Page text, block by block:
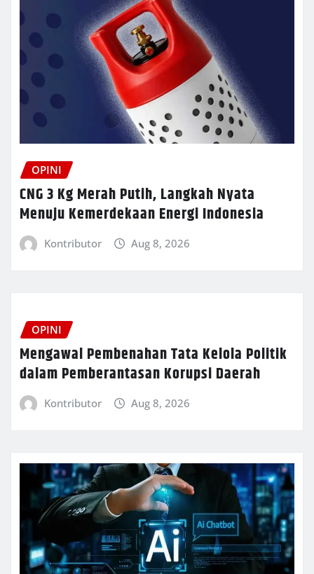
OPINI
CNG 3 Kg Merah Putih, Langkah Nyata
Menuju Kemerdekaan Energi Indonesia
Kontributor Aug 8, 2026
OPINI
Mengawal Pembenahan Tata Kelola Politik
dalam Pemberantasan Korupsi Daerah
Kontributor Aug 8, 2026